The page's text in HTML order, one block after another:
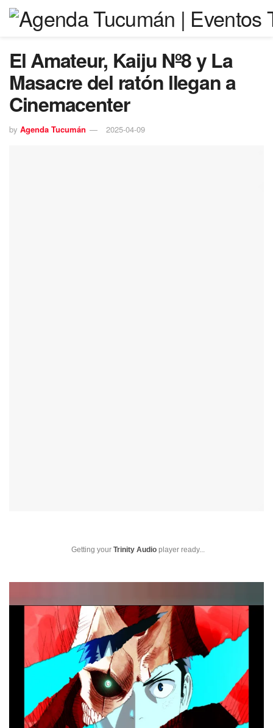
El Amateur, Kaiju Nº8 y La
Masacre del ratón llegan a
Cinemacenter
by Agenda Tucumán 2025-04-09
Getting your Trinity Audio player ready...